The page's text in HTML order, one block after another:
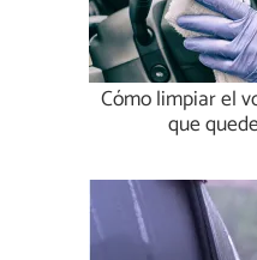
Cómo limpiar el
que